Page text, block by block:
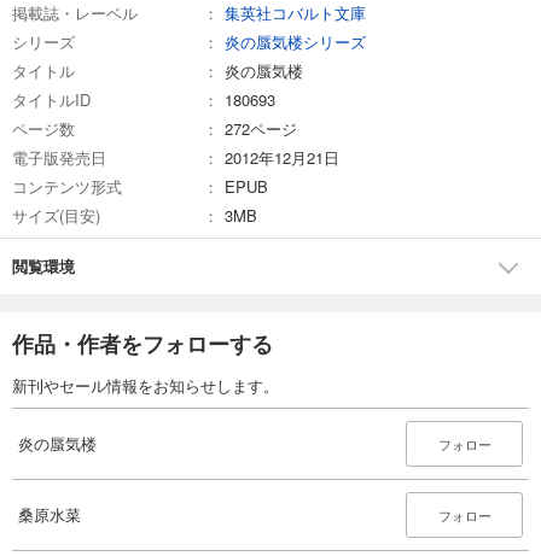
あらすじを表示する
炎の蜃気楼26 怨讐の門（黒陽編）
あらすじを表示する
あらすじを表示する
カート
試し読み
掲載誌・レーベル
集英社コバルト文庫
シリーズ
炎の蜃気楼シリーズ
タイトル
炎の蜃気楼
タイトルID
180693
ページ数
272ページ
電子版発売日
2012年12月21日
コンテンツ形式
EPUB
サイズ(目安)
3MB
閲覧環境
作品・作者をフォローする
新刊やセール情報をお知らせします。
炎の蜃気楼 フォロー
桑原水菜 フォロー